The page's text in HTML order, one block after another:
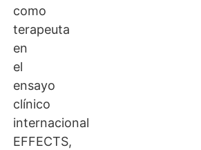
como
terapeuta
en
el
ensayo
clínico
internacional
EFFECTS,